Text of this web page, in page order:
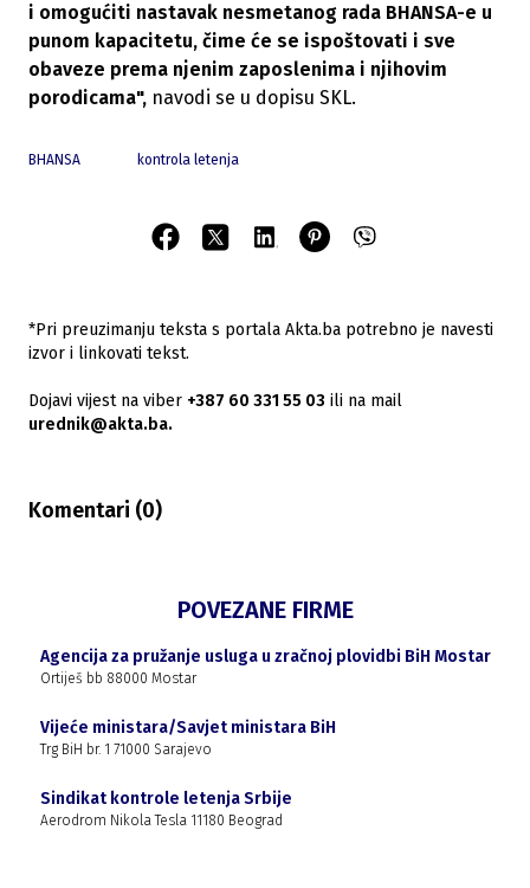
i omogućiti nastavak nesmetanog rada BHANSA-e u
punom kapacitetu, čime će se ispoštovati i sve
obaveze prema njenim zaposlenima i njihovim
porodicama", navodi se u dopisu SKL.
BHANSA kontrola letenja
*Pri preuzimanju teksta s portala Akta.ba potrebno je navesti
izvor i linkovati tekst.
Dojavi vijest na viber +387 60 331 55 03 ili na mail
urednik@akta.ba.
Komentari (0)
POVEZANE FIRME
Agencija za pružanje usluga u zračnoj plovidbi BiH Mostar
Ortiješ bb 88000 Mostar
Vijeće ministara/Savjet ministara BiH
Trg BiH br. 1 71000 Sarajevo
Sindikat kontrole letenja Srbije
Aerodrom Nikola Tesla 11180 Beograd